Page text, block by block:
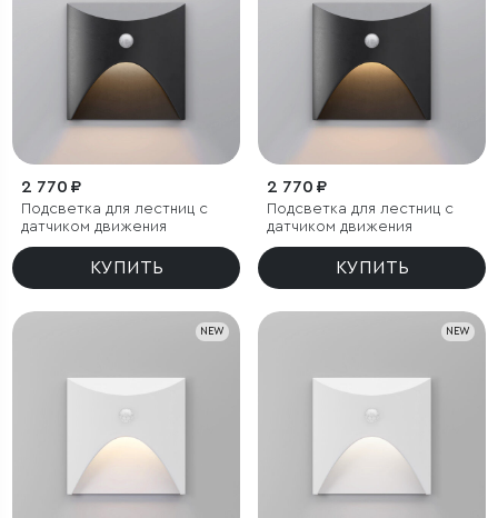
2 770 ₽
Подсветка для лестниц с
датчиком движения
КУПИТЬ
2 770 ₽
Подсветка для лестниц с
датчиком движения
КУПИТЬ
NEW NEW